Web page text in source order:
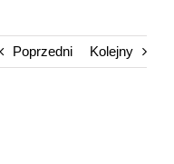
Poprzedni Kolejny